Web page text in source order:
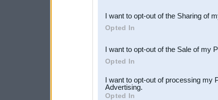
Downstream Participants
third parties.
I want to opt-out of the Sharing of
Opted In
I want to opt-out of the Sale of my
Opted In
I want to opt-out of processing my
Advertising.
Opted In